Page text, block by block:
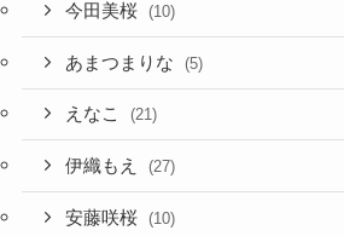
今田美桜 (10)
あまつまりな (5)
えなこ (21)
伊織もえ (27)
安藤咲桜 (10)